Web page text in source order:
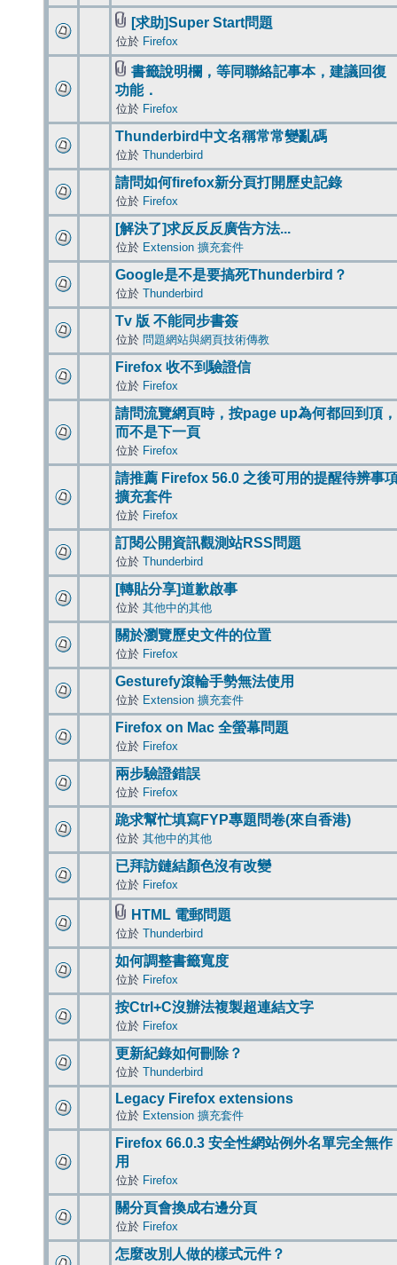
[求助]Super Start問題
位於 Firefox
書籤說明欄，等同聯絡記事本，建議回復
功能．
位於 Firefox
Thunderbird中文名稱常常變亂碼
位於 Thunderbird
請問如何firefox新分頁打開歷史記錄
位於 Firefox
[解決了]求反反反廣告方法...
位於 Extension 擴充套件
Google是不是要搞死Thunderbird？
位於 Thunderbird
Tv 版 不能同步書簽
位於 問題網站與網頁技術傳教
Firefox 收不到驗證信
位於 Firefox
請問流覽網頁時，按page up為何都回到頂，
而不是下一頁
位於 Firefox
請推薦 Firefox 56.0 之後可用的提醒待辨事
擴充套件
位於 Firefox
訂閱公開資訊觀測站RSS問題
位於 Thunderbird
[轉貼分享]道歉啟事
位於 其他中的其他
關於瀏覽歷史文件的位置
位於 Firefox
Gesturefy滾輪手勢無法使用
位於 Extension 擴充套件
Firefox on Mac 全螢幕問題
位於 Firefox
兩步驗證錯誤
位於 Firefox
跪求幫忙填寫FYP專題問卷(來自香港)
位於 其他中的其他
已拜訪鏈結顏色沒有改變
位於 Firefox
HTML 電郵問題
位於 Thunderbird
如何調整書籤寬度
位於 Firefox
按Ctrl+C沒辦法複製超連結文字
位於 Firefox
更新紀錄如何刪除？
位於 Thunderbird
Legacy Firefox extensions
位於 Extension 擴充套件
Firefox 66.0.3 安全性網站例外名單完全無作
用
位於 Firefox
關分頁會換成右邊分頁
位於 Firefox
怎麼改別人做的樣式元件？